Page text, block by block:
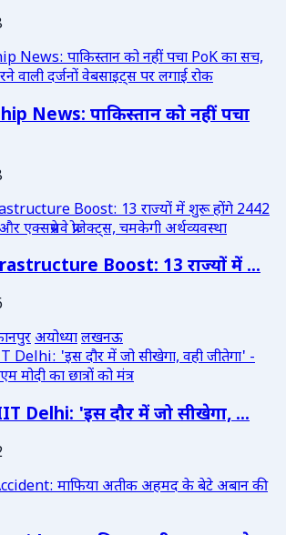
News: पाकिस्तान को नहीं पचा
Boost: 13 राज्यों में ...
अयोध्यालखनऊ
Delhi: 'इस दौर में जो सीखेगा, ...